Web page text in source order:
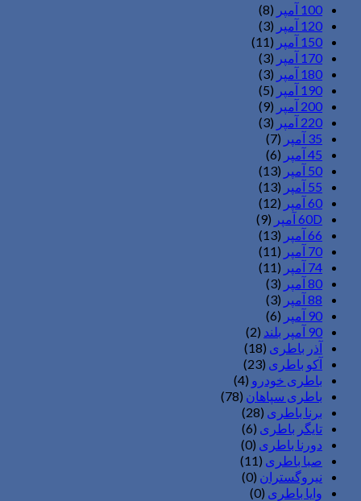
100 آمپر
(8)
120 آمپر
(3)
150 آمپر
(11)
170 آمپر
(3)
180 آمپر
(3)
190 آمپر
(5)
200 آمپر
(9)
220 آمپر
(3)
35 آمپر
(7)
45 آمپر
(6)
50 آمپر
(13)
55 آمپر
(13)
60 آمپر
(12)
60D آمپر
(9)
66 آمپر
(13)
70 آمپر
(11)
74 آمپر
(11)
80 آمپر
(3)
88 آمپر
(3)
90 آمپر
(6)
90 آمپر بلند
(2)
آذر باطری (18)
آکو باطری (23)
باطری خودرو (4)
باطری سپاهان (78)
برنا باطری (28)
تایگر باطری (6)
دورنا باطری (0)
صبا باطری (11)
نیروگستران (0)
وایا باطری (0)